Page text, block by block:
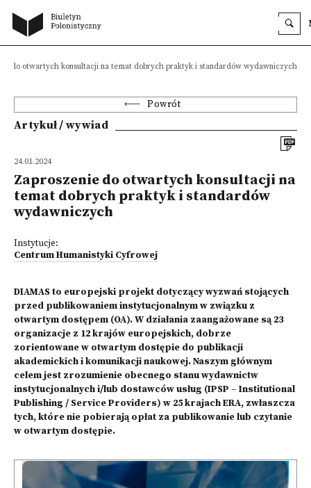
do otwartych konsultacji na temat dobrych praktyk i standardów wydawniczych
Powrót
Artykuł / wywiad
24.01.2024
Zaproszenie do otwartych konsultacji na
temat dobrych praktyk i standardów
wydawniczych
Instytucje:
Centrum Humanistyki Cyfrowej
DIAMAS to europejski projekt dotyczący wyzwań stojących
przed publikowaniem instytucjonalnym w związku z
otwartym dostępem (OA). W działania zaangażowane są 23
organizacje z 12 krajów europejskich, dobrze
zorientowane w otwartym dostępie do publikacji
akademickich i komunikacji naukowej. Naszym głównym
celem jest zrozumienie obecnego stanu wydawnictw
instytucjonalnych i/lub dostawców usług (IPSP – Institutional
Publishing / Service Providers) w 25 krajach ERA, zwłaszcza
tych, które nie pobierają opłat za publikowanie lub czytanie
w otwartym dostępie.